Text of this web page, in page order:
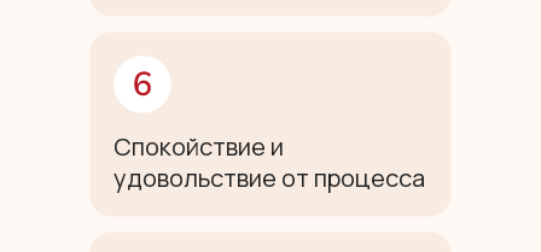
Спокойствие и
удовольствие от процесса